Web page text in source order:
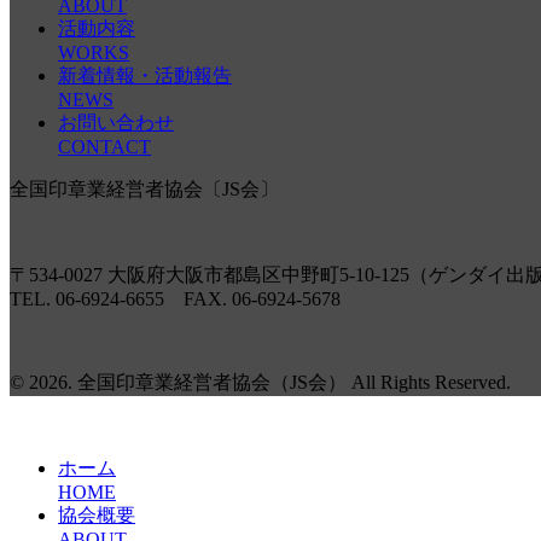
ABOUT
活動内容
WORKS
新着情報・活動報告
NEWS
お問い合わせ
CONTACT
全国印章業経営者協会〔JS会〕
〒534-0027 大阪府大阪市都島区中野町5-10-125（ゲンダイ出
TEL. 06-6924-6655 FAX. 06-6924-5678
© 2026. 全国印章業経営者協会（JS会） All Rights Reserved.
ホーム
HOME
協会概要